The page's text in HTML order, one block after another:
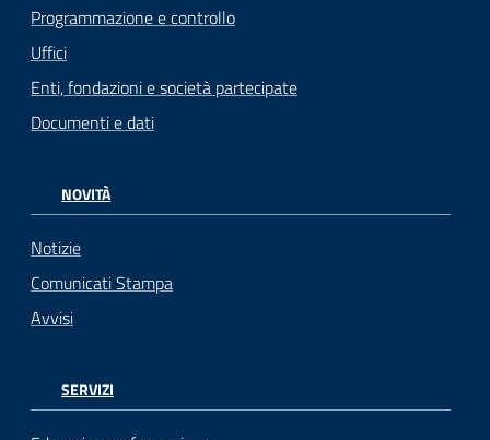
Programmazione e controllo
Uffici
Enti, fondazioni e società partecipate
Documenti e dati
NOVITÀ
Notizie
Comunicati Stampa
Avvisi
SERVIZI